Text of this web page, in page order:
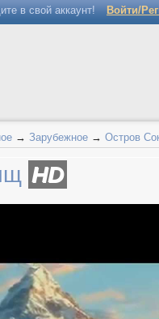
в свой аккаунт! Войти/
→ Зарубежное → Остров
HD